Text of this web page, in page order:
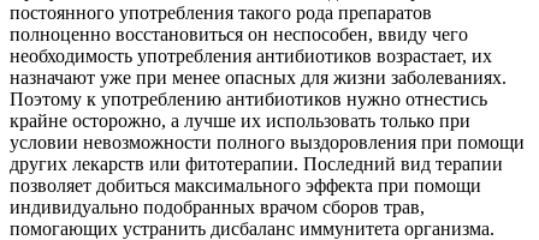
постоянного употребления такого рода препаратов
полноценно восстановиться он неспособен, ввиду чего
необходимость употребления антибиотиков возрастает, их
назначают уже при менее опасных для жизни заболеваниях.
Поэтому к употреблению антибиотиков нужно отнестись
крайне осторожно, а лучше их использовать только при
условии невозможности полного выздоровления при помощи
других лекарств или фитотерапии. Последний вид терапии
позволяет добиться максимального эффекта при помощи
индивидуально подобранных врачом сборов трав,
помогающих устранить дисбаланс иммунитета организма.